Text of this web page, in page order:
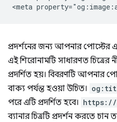
প্রদর্শনের জন্য আপনার পোস্টের
এই শিরোনামটি সাধারণত চিত্রের
প্রদর্শিত হয়। বিবরণটি আপনার
বাক্য পর্যন্ত হওয়া উচিত।
পরে এটি প্রদর্শিত হবে। https://
ব্যানার চিত্রটি প্রদর্শন করতে